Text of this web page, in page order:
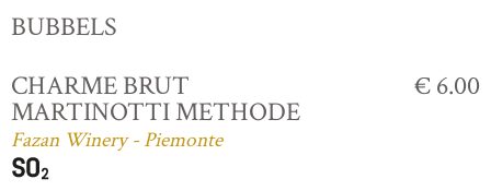
BUBBELS
CHARME BRUT
MARTINOTTI METHODE
Fazan Winery - Piemonte
€ 6.00